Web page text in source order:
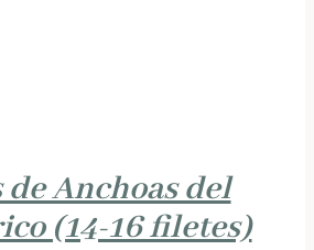
Anchoas del
(14-16 filetes)